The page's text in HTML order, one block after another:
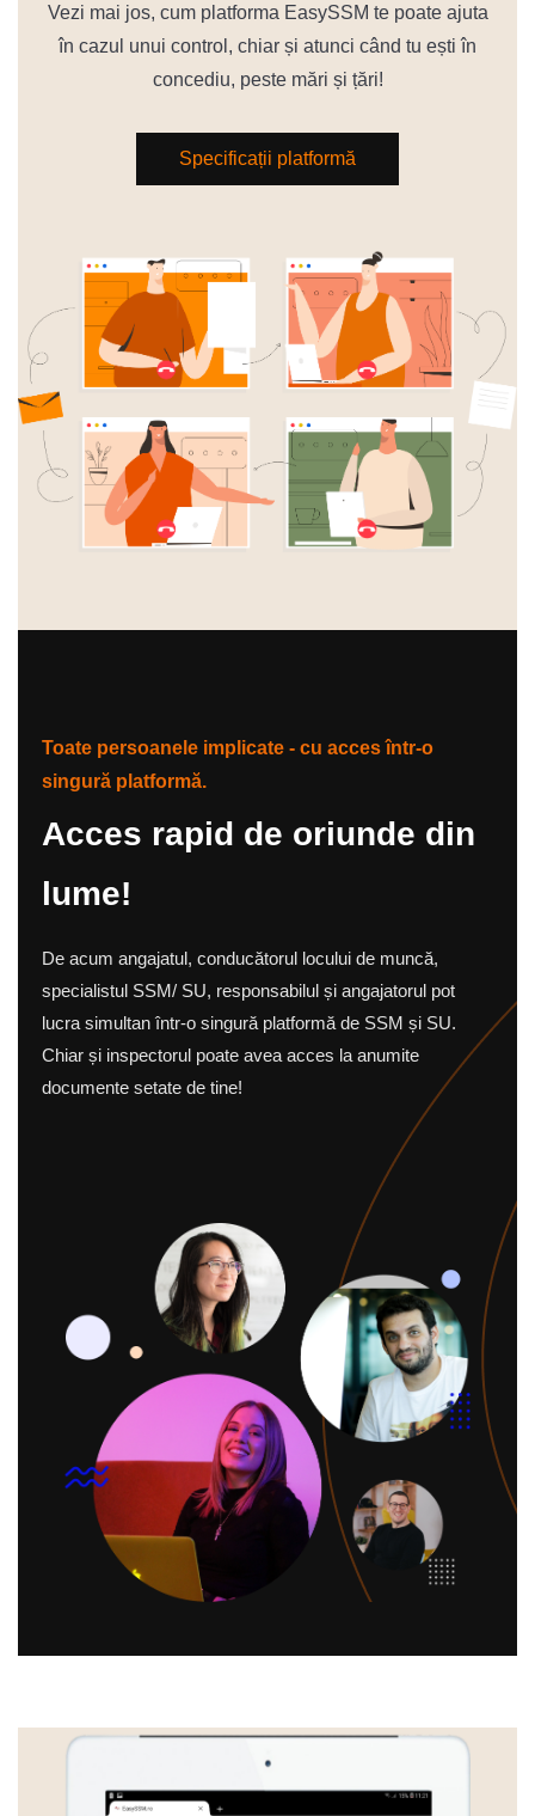
Vezi mai jos, cum platforma EasySSM te poate ajuta
în cazul unui control, chiar și atunci când tu ești în
concediu, peste mări și țări!
Specificații platformă
Toate persoanele implicate - cu acces într-o
singură platformă.
Acces rapid de oriunde din
lume!
De acum angajatul, conducătorul locului de muncă,
specialistul SSM/ SU, responsabilul și angajatorul pot
lucra simultan într-o singură platformă de SSM și SU.
Chiar și inspectorul poate avea acces la anumite
documente setate de tine!